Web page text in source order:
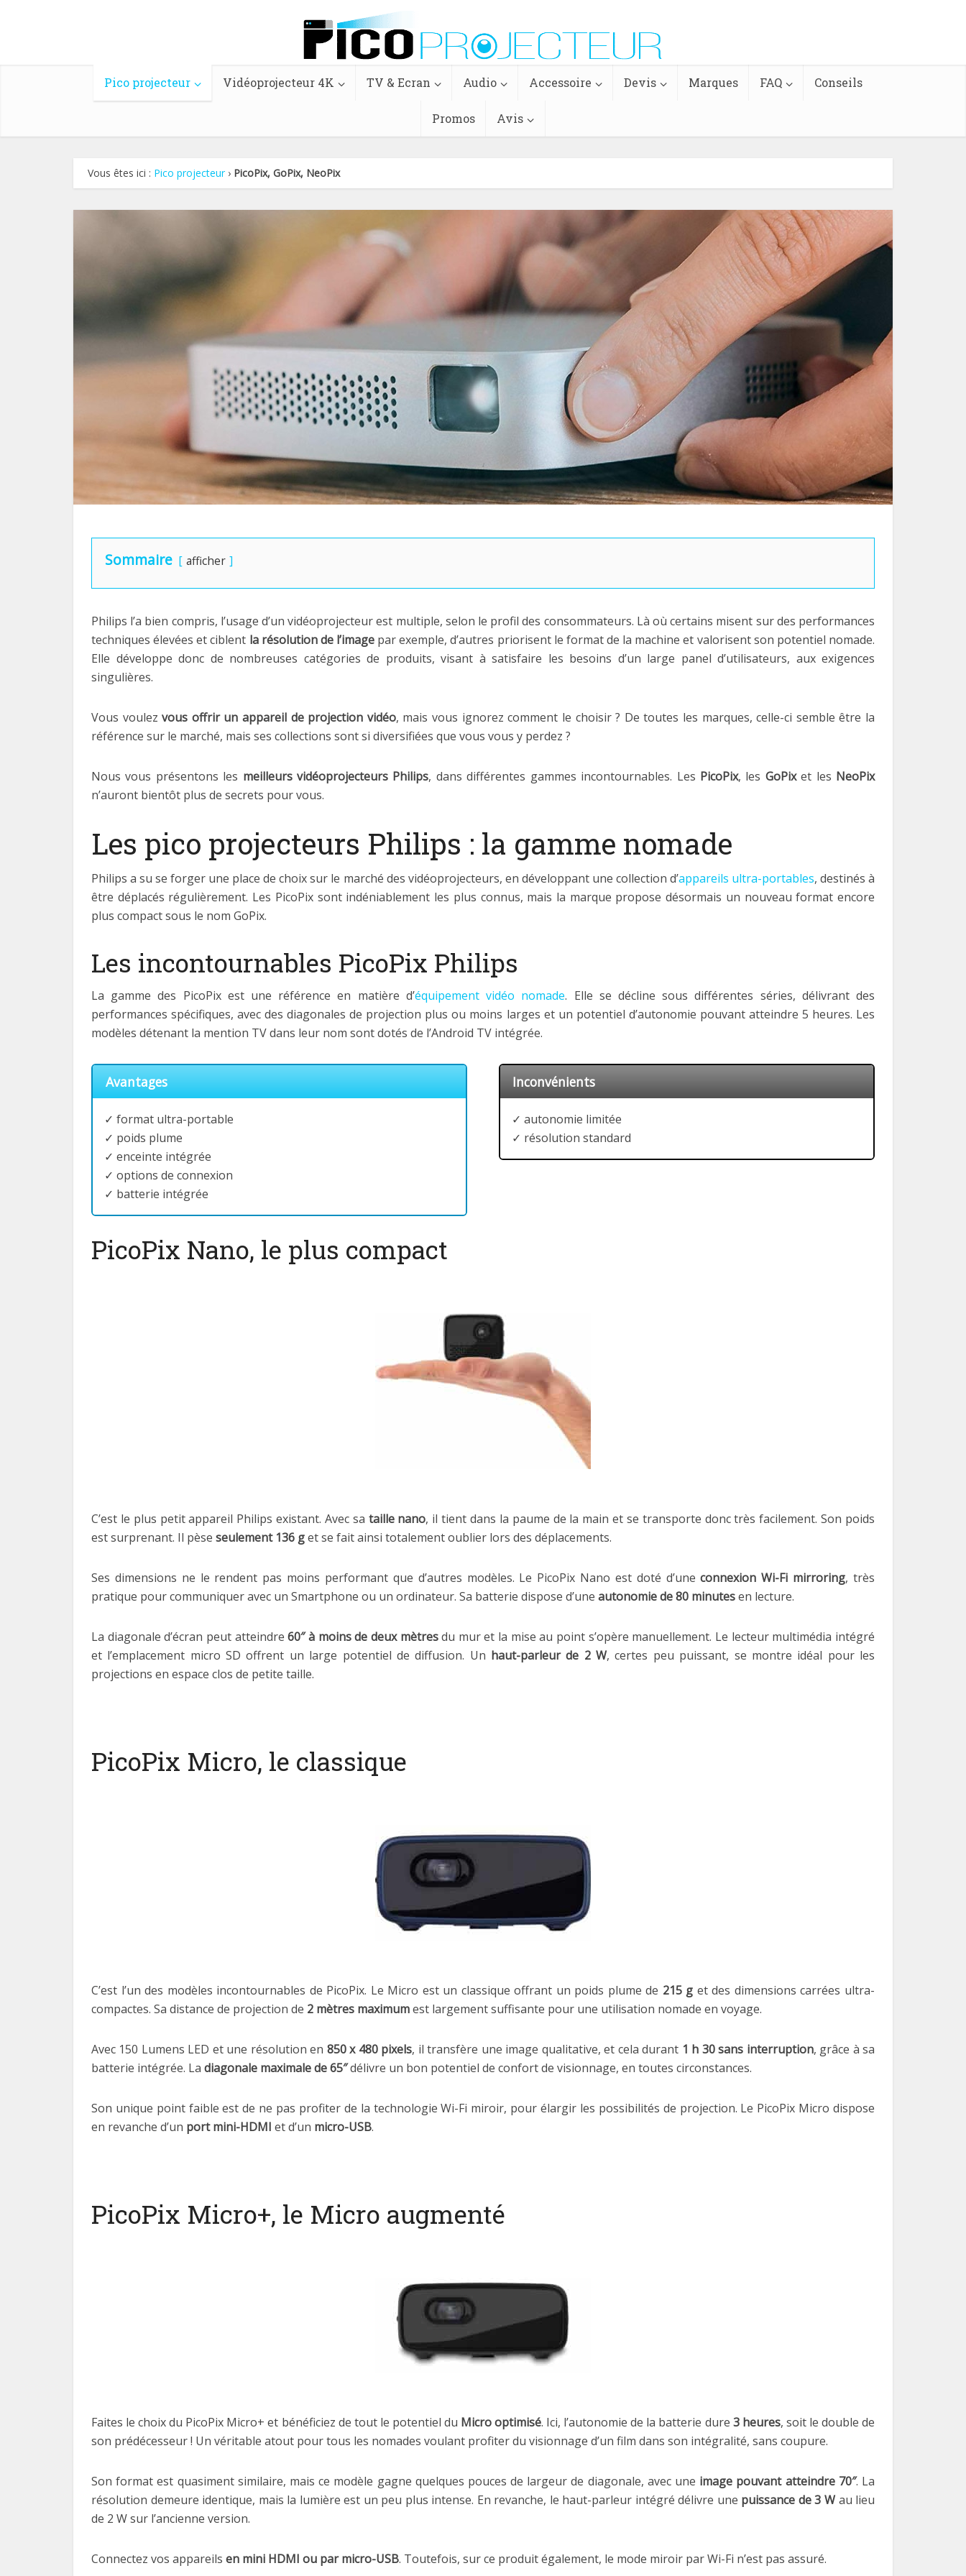
Pico projecteur Vidéoprojecteur 4K TV & Ecran Audio Accessoire Devis Marques FAQ Conseils
Promos Avis
Vous êtes ici : Pico projecteur› PicoPix, GoPix, NeoPix
Sommaire afficher
Philips l’a bien compris, l’usage d’un vidéoprojecteur est multiple, selon le profil des consommateurs. Là où certains misent sur des performances
techniques élevées et ciblent la résolution de l’image par exemple, d’autres priorisent le format de la machine et valorisent son potentiel nomade.
Elle développe donc de nombreuses catégories de produits, visant à satisfaire les besoins d’un large panel d’utilisateurs, aux exigences
singulières.
Vous voulezvous offrir un appareil de projection vidéo, mais vous ignorez comment le choisir ? De toutes les marques, celle-ci semble être la
référence sur le marché, mais ses collections sont si diversifiées que vous vous y perdez ?
Nous vous présentons les meilleurs vidéoprojecteurs Philips, dans différentes gammes incontournables. Les PicoPix, les GoPixet les NeoPix
n’auront bientôt plus de secrets pour vous.
Les pico projecteurs Philips : la gamme nomade
Philips a su se forger une place de choix sur le marché des vidéoprojecteurs, en développant une collection d’appareils ultra-portables, destinés à
être déplacés régulièrement. Les PicoPix sont indéniablement les plus connus, mais la marque propose désormais un nouveau format encore
plus compact sous le nom GoPix.
Les incontournables PicoPix Philips
La gamme des PicoPix est une référence en matière d’équipement vidéo nomade. Elle se décline sous différentes séries, délivrant des
performances spécifiques, avec des diagonales de projection plus ou moins larges et un potentiel d’autonomie pouvant atteindre 5 heures. Les
modèles détenant la mention TV dans leur nom sont dotés de l’Android TV intégrée.
Avantages
✓ format ultra-portable
✓ poids plume
✓ enceinte intégrée
✓ options de connexion
✓ batterie intégrée
Inconvénients
✓ autonomie limitée
✓ résolution standard
PicoPix Nano, le plus compact
C’est le plus petit appareil Philips existant. Avec sa taille nano, il tient dans la paume de la main et se transporte donc très facilement. Son poids
est surprenant. Il pèse seulement 136 get se fait ainsi totalement oublier lors des déplacements.
Ses dimensions ne le rendent pas moins performant que d’autres modèles. Le PicoPix Nano est doté d’uneconnexion Wi-Fi mirroring, très
pratique pour communiquer avec un Smartphone ou un ordinateur. Sa batterie dispose d’une autonomie de 80 minutesen lecture.
La diagonale d’écran peut atteindre60″ à moins de deux mètresdu mur et la mise au point s’opère manuellement. Le lecteur multimédia intégré
et l’emplacement micro SD offrent un large potentiel de diffusion. Un haut-parleur de 2 W, certes peu puissant, se montre idéal pour les
projections en espace clos de petite taille.
PicoPix Micro, le classique
C’est l’un des modèles incontournables de PicoPix. Le Micro est un classique offrant un poids plume de 215 g et des dimensions carrées ultra-
compactes. Sa distance de projection de 2 mètres maximumest largement suffisante pour une utilisation nomade en voyage.
Avec 150 Lumens LED et une résolution en 850 x 480 pixels, il transfère une image qualitative, et cela durant 1 h 30 sans interruption, grâce à sa
batterie intégrée. La diagonale maximale de 65″délivre un bon potentiel de confort de visionnage, en toutes circonstances.
Son unique point faible est de ne pas profiter de la technologie Wi-Fi miroir, pour élargir les possibilités de projection. Le PicoPix Micro dispose
en revanche d’un port mini-HDMI et d’un micro-USB.
PicoPix Micro+, le Micro augmenté
Faites le choix du PicoPix Micro+ et bénéficiez de tout le potentiel du Micro optimisé. Ici, l’autonomie de la batterie dure 3 heures, soit le double de
son prédécesseur ! Un véritable atout pour tous les nomades voulant profiter du visionnage d’un film dans son intégralité, sans coupure.
Son format est quasiment similaire, mais ce modèle gagne quelques pouces de largeur de diagonale, avec une image pouvant atteindre 70″. La
résolution demeure identique, mais la lumière est un peu plus intense. En revanche, le haut-parleur intégré délivre une puissance de 3 Wau lieu
de 2 W sur l’ancienne version.
Connectez vos appareils en mini HDMI ou par micro-USB. Toutefois, sur ce produit également, le mode miroir par Wi-Fi n’est pas assuré.